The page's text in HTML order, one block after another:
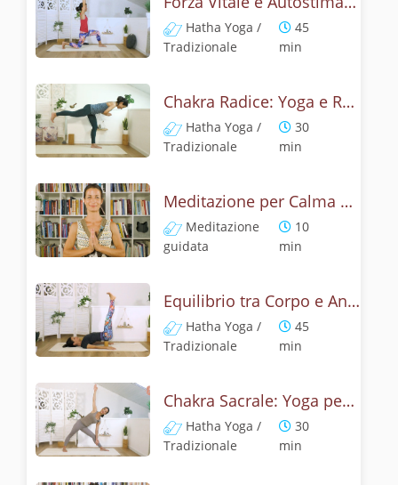
Hatha Yoga /
Tradizionale
45
min
Chakra Radice: Yoga e Radicamento contro Ansia
Hatha Yoga /
Tradizionale
30
min
Meditazione per Calma e Stabilità: Chakra Radice
Meditazione
guidata
10
min
Equilibrio tra Corpo e Anima: Yoga con il Quarto Chakra
Hatha Yoga /
Tradizionale
45
min
Chakra Sacrale: Yoga per Rilasciare e Ricaricare
Hatha Yoga /
Tradizionale
30
min